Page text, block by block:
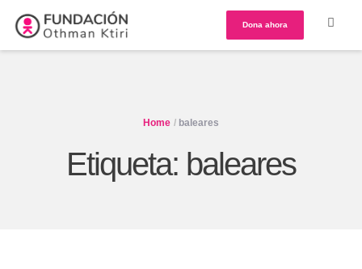
Dona ahora
Home / baleares
Etiqueta: baleares